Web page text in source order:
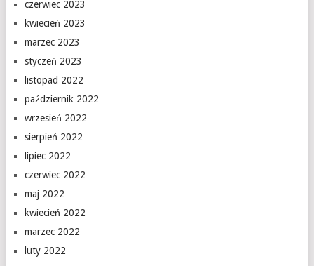
czerwiec 2023
kwiecień 2023
marzec 2023
styczeń 2023
listopad 2022
październik 2022
wrzesień 2022
sierpień 2022
lipiec 2022
czerwiec 2022
maj 2022
kwiecień 2022
marzec 2022
luty 2022